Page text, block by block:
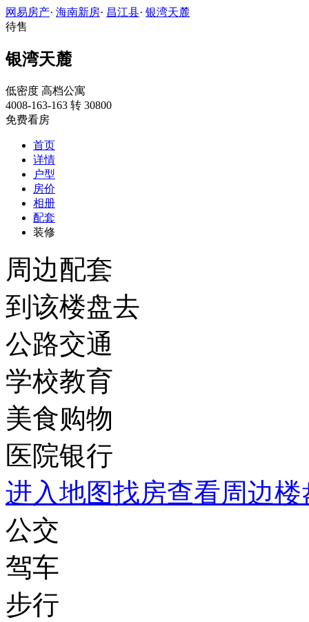
网易房产· 海南新房· 昌江县· 银湾天麓
待售
银湾天麓
低密度 高档公寓
4008-163-163 转 30800
免费看房
首页
详情
户型
房价
相册
配套
装修
周边配套
到该楼盘去
公路交通
学校教育
美食购物
医院银行
进入地图找房查看周边楼
公交
驾车
步行